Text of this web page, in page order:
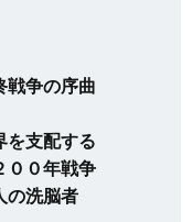
争の序曲
支配する
０年戦争
の洗脳者